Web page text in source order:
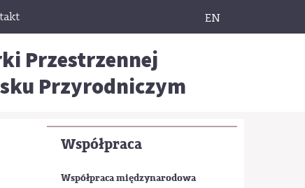
EN
Przestrzennej
Przyrodniczym
Współpraca
Współpraca międzynarodowa